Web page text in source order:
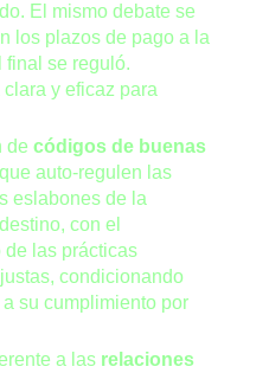
El mismo debate se
los plazos de pago a la
final se reguló.
y eficaz para
de códigos de buenas
que auto-regulen las
eslabones de la
con el
las prácticas
condicionando
su cumplimiento por
a las relaciones